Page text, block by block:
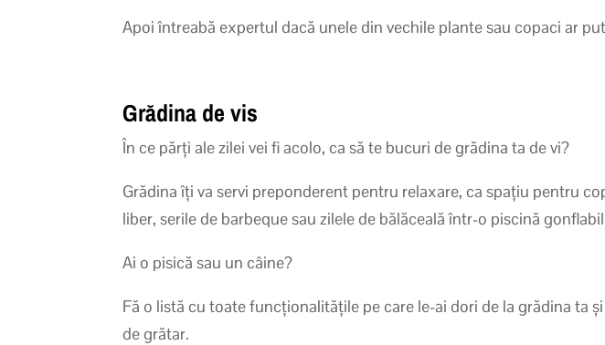
Apoi întreabă expertul dacă unele din vechile plante sau copaci ar
Grădina de vis
În ce părți ale zilei vei fi acolo, ca să te bucuri de grădina ta de vi?
Grădina îți va servi preponderent pentru relaxare, ca spațiu pentru
liber, serile de barbeque sau zilele de bălăceală într-o piscină
Ai o pisică sau un câine?
Fă o listă cu toate funcționalitățile pe care le-ai dori de la grădina ta
de grătar.